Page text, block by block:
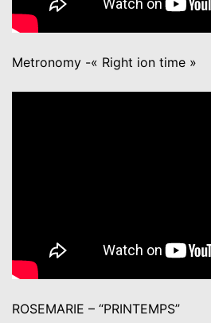
Metronomy -« Right ion time »
ROSEMARIE – “PRINTEMPS”